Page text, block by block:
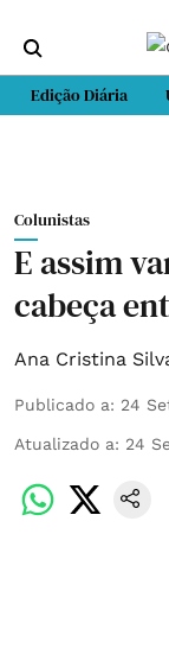
Edição Diária
Colunistas
E assim
cabeça
Ana Cristina
Publicado a: 24
Atualizado a: 24